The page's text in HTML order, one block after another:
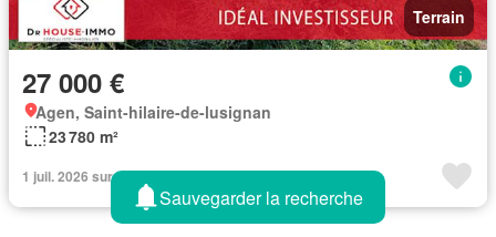
Terrain
27 000 €
Agen, Saint-hilaire-de-lusignan
23 780 m²
1 juil. 2026 sur Figaro Immo - DR HOUSE IMMO
Sauvegarder la recherche